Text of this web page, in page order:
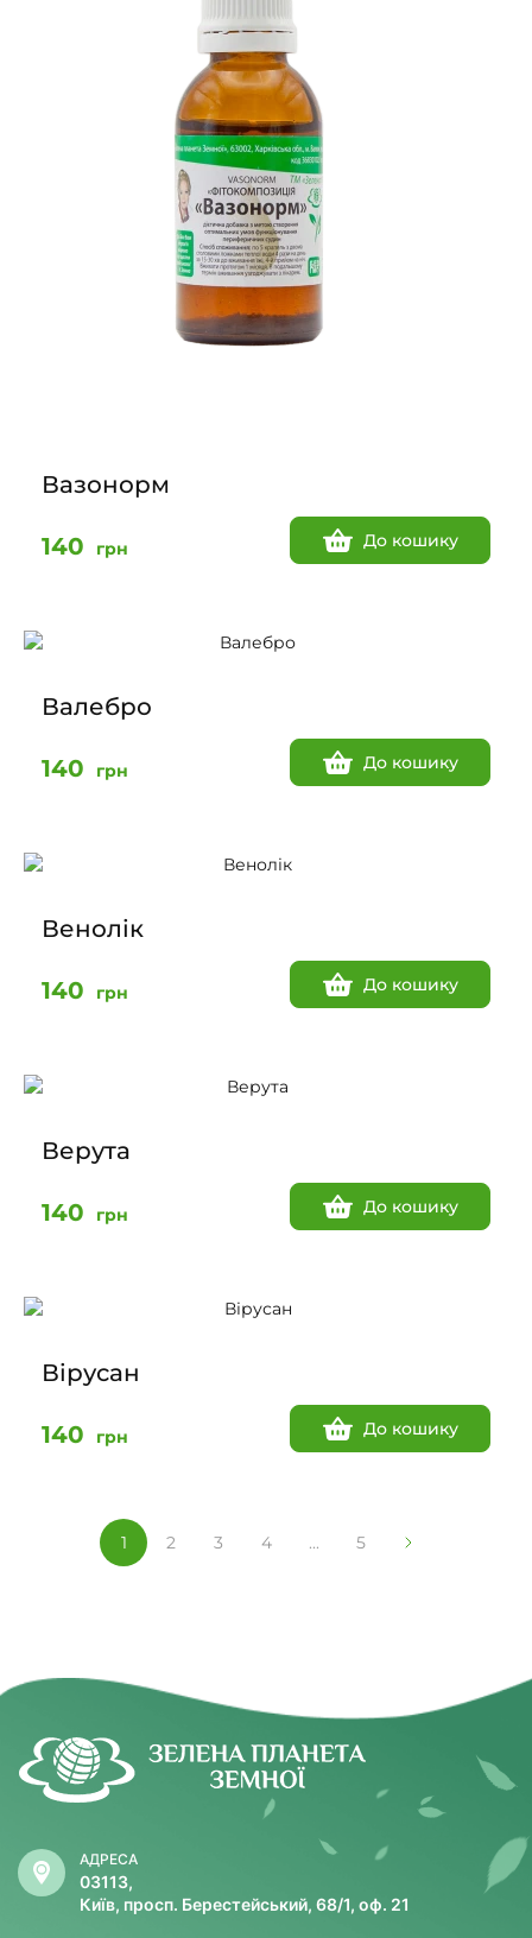
Вазонорм
140 грн До кошику
Валебро
140 грн До кошику
Венолік
140 грн До кошику
Верута
140 грн До кошику
Вірусан
140 грн До кошику
1 2 3 4 ... 5
АДРЕСА
03113,
Київ, просп. Берестейський, 68/1, оф. 21